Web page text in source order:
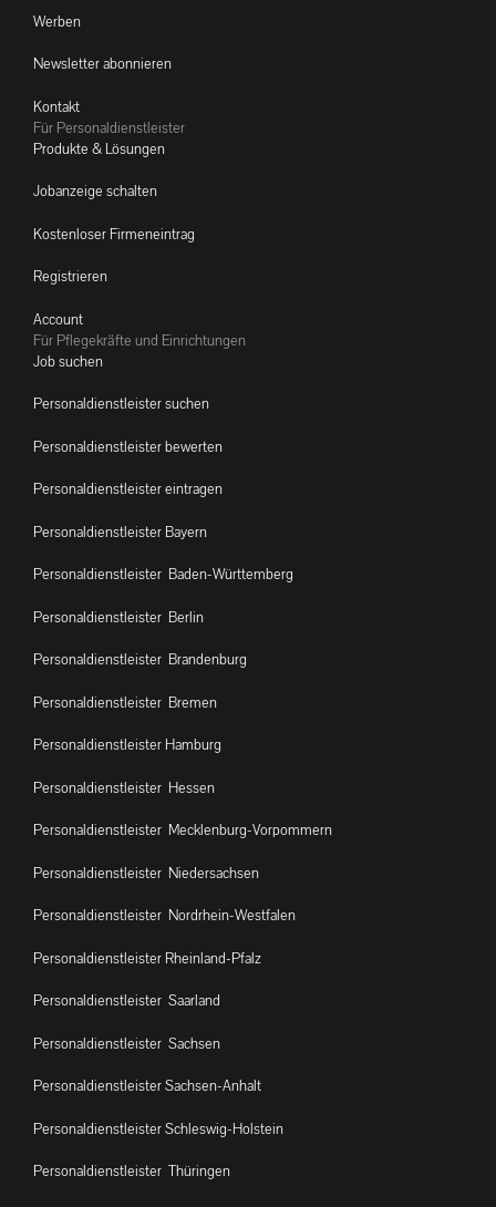
Werben
Newsletter abonnieren
Kontakt
Für Personaldienstleister
Produkte & Lösungen
Jobanzeige schalten
Kostenloser Firmeneintrag
Registrieren
Account
Für Pflegekräfte und Einrichtungen
Job suchen
Personaldienstleister suchen
Personaldienstleister bewerten
Personaldienstleister eintragen
Personaldienstleister Bayern
Personaldienstleister Baden-Württemberg
Personaldienstleister Berlin
Personaldienstleister Brandenburg
Personaldienstleister Bremen
Personaldienstleister Hamburg
Personaldienstleister Hessen
Personaldienstleister Mecklenburg-Vorpommern
Personaldienstleister Niedersachsen
Personaldienstleister Nordrhein-Westfalen
Personaldienstleister Rheinland-Pfalz
Personaldienstleister Saarland
Personaldienstleister Sachsen
Personaldienstleister Sachsen-Anhalt
Personaldienstleister Schleswig-Holstein
Personaldienstleister Thüringen